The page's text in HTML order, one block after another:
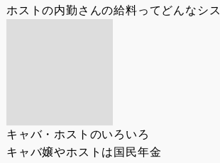
ホストの内勤さんの給料ってどんなシ
キャバ・ホストのいろいろ
キャバ嬢やホストは国民年金